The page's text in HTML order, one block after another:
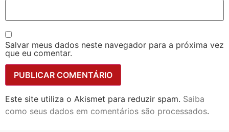
Salvar meus dados neste navegador para a próxima vez
que eu comentar.
Este site utiliza o Akismet para reduzir spam. Saiba
como seus dados em comentários são processados.